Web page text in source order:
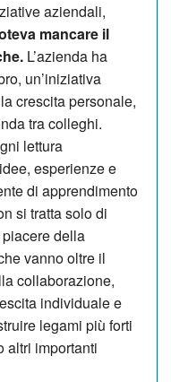
aziendali,
mancare il
L’azienda ha
un’iniziativa
crescita personale,
tra colleghi.
lettura
esperienze e
di apprendimento
si tratta solo di
della
vanno oltre il
collaborazione,
individuale e
legami più forti
altri importanti